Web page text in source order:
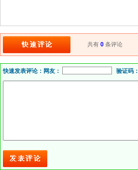
共有 0 条评论
快速发表评论： 网友： 验证码：